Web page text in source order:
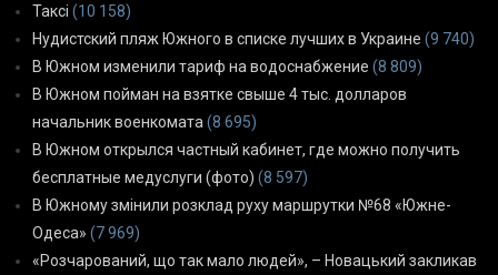
Таксі (10 158)
Нудистский пляж Южного в списке лучших в Украине (9 740)
В Южном изменили тариф на водоснабжение (8 809)
В Южном пойман на взятке свыше 4 тыс. долларов
начальник военкомата (8 695)
В Южном открылся частный кабинет, где можно получить
бесплатные медуслуги (фото) (8 597)
В Южному змінили розклад руху маршрутки №68 «Южне-
Одеса» (7 969)
«Розчарований, що так мало людей», – Новацький закликав